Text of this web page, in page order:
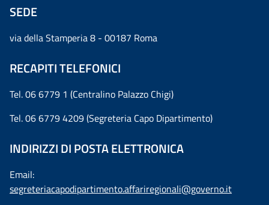
SEDE
via della Stamperia 8 - 00187 Roma
RECAPITI TELEFONICI
Tel. 06 6779 1 (Centralino Palazzo Chigi)
Tel. 06 6779 4209 (Segreteria Capo Dipartimento)
INDIRIZZI DI POSTA ELETTRONICA
Email:
segreteriacapodipartimento.affariregionali@governo.it